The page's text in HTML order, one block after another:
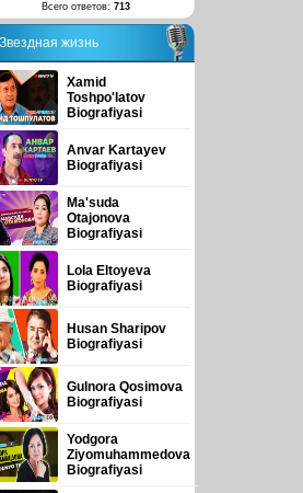
Всего ответов: 713
Звездная жизнь
Xamid
Toshpo'latov
Biografiyasi
Anvar Kartayev
Biografiyasi
Ma'suda
Otajonova
Biografiyasi
Lola Eltoyeva
Biografiyasi
Husan Sharipov
Biografiyasi
Gulnora Qosimova
Biografiyasi
Yodgora
Ziyomuhammedova
Biografiyasi